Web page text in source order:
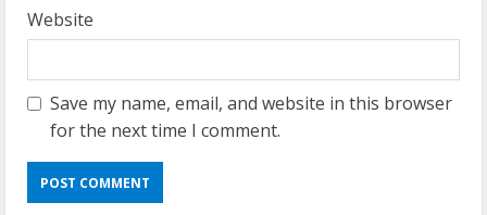
Website
Save my name, email, and website in this browser
for the next time I comment.